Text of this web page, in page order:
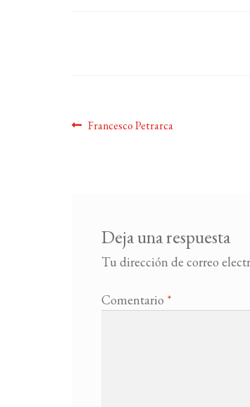
Navegación
Anterior:
Francesco Petrarca
Deja una respuesta
Tu dirección de correo
Comentario *